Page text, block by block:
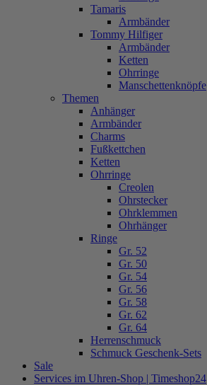
Tamaris
Armbänder
Tommy Hilfiger
Armbänder
Ketten
Ohrringe
Manschettenknöpfe
Themen
Anhänger
Armbänder
Charms
Fußkettchen
Ketten
Ohrringe
Creolen
Ohrstecker
Ohrklemmen
Ohrhänger
Ringe
Gr. 52
Gr. 50
Gr. 54
Gr. 56
Gr. 58
Gr. 62
Gr. 64
Herrenschmuck
Schmuck Geschenk-Sets
Sale
Services im Uhren-Shop | Timeshop24